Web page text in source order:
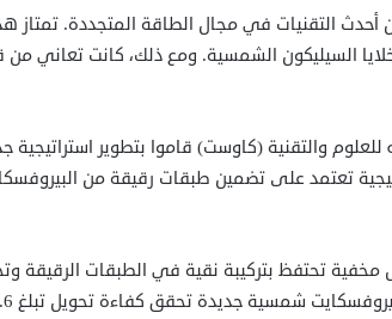
أحدث التقنيات في مجال الطاقة المتجددة. تمتاز
السيليكون الشمسية. ومع ذلك، كانت تعاني
للعلوم والتقنية (كاوست) قاموا بتطوير
تعتمد على تضمين طبقات رقيقة من
تحتفظ بتركيبة نقية في الطبقات الرقيقة